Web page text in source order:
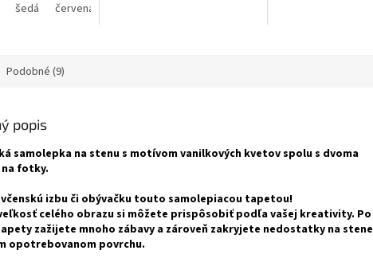
šedá červená
Podobné (9)
popis
samolepka na stenu s motívom vanilkových kvetov spolu s dvoma
fotky.
izbu či obývačku touto samolepiacou tapetou!
celého obrazu si môžete prispôsobiť podľa vašej kreativity. Po
zažijete mnoho zábavy a zároveň zakryjete nedostatky na stene
opotrebovanom povrchu.